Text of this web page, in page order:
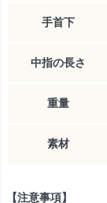
手首下
中指の長さ
重量
素材
【注意事項】